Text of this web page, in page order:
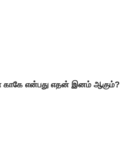
காகே என்பது எதன் இனம் ஆகும்?